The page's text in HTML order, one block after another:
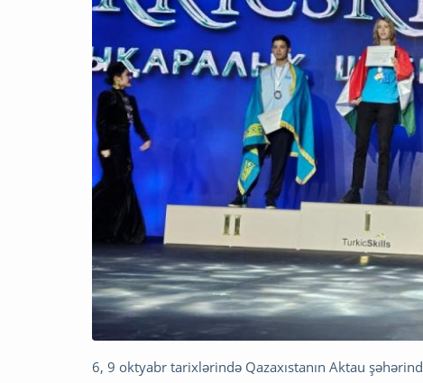
6, 9 oktyabr tarixlərində Qazaxıstanın Aktau